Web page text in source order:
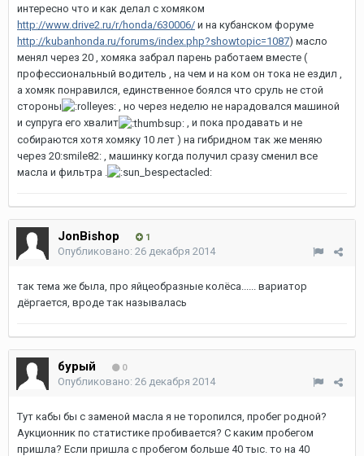
интересно что и как делал с хомяком
http://www.drive2.ru/r/honda/630006/ и на кубанском форуме
http://kubanhonda.ru/forums/index.php?showtopic=1087) масло
менял через 20 , хомяка забрал парень работаем вместе (
профессиональный водитель , на чем и на ком он тока не ездил ,
а хомяк понравился, единственное боялся что сруль не стой
стороны
, но через неделю не нарадовался машиной
и супруга его хвалит
, и пока продавать и не
собираются хотя хомяку 10 лет ) на гибридном так же меняю
через 20:smile82: , машинку когда получил сразу сменил все
масла и фильтра .
JonBishop 1
Опубликовано: 26 декабря 2014
так тема же была, про яйцеобразные колёса...... вариатор
дёргается, вроде так называлась
бурый 0
Опубликовано: 26 декабря 2014
Тут кабы бы с заменой масла я не торопился, пробег родной?
Аукционник по статистике пробивается? С каким пробегом
пришла? Если пришла с пробегом больше 40 тыс. то на 40